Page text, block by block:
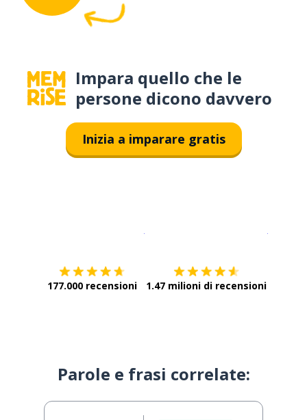
Impara quello che le
persone dicono davvero
Inizia a imparare gratis
177.000 recensioni 1.47 milioni di recensioni
Parole e frasi correlate: